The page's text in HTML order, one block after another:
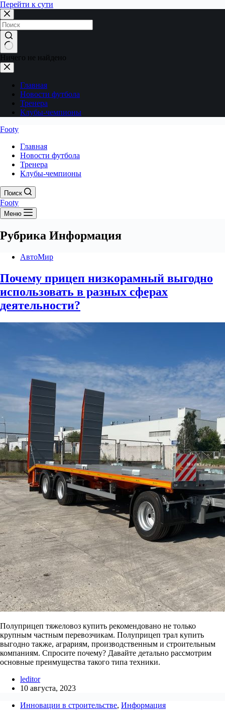
Перейти к сути
Ничего не найдено
Главная
Новости футбола
Тренера
Клубы-чемпионы
Footy
Главная
Новости футбола
Тренера
Клубы-чемпионы
Поиск
Footy
Меню
Рубрика Информация
АвтоМир
Почему прицеп низкорамный выгодно
использовать в разных сферах
деятельности?
Полуприцеп тяжеловоз купить рекомендовано не только
крупным частным перевозчикам. Полуприцеп трал купить
выгодно также, аграриям, производственным и строительным
компаниям. Спросите почему? Давайте детально рассмотрим
основные преимущества такого типа техники.
leditor
10 августа, 2023
Инновации в строительстве, Информация